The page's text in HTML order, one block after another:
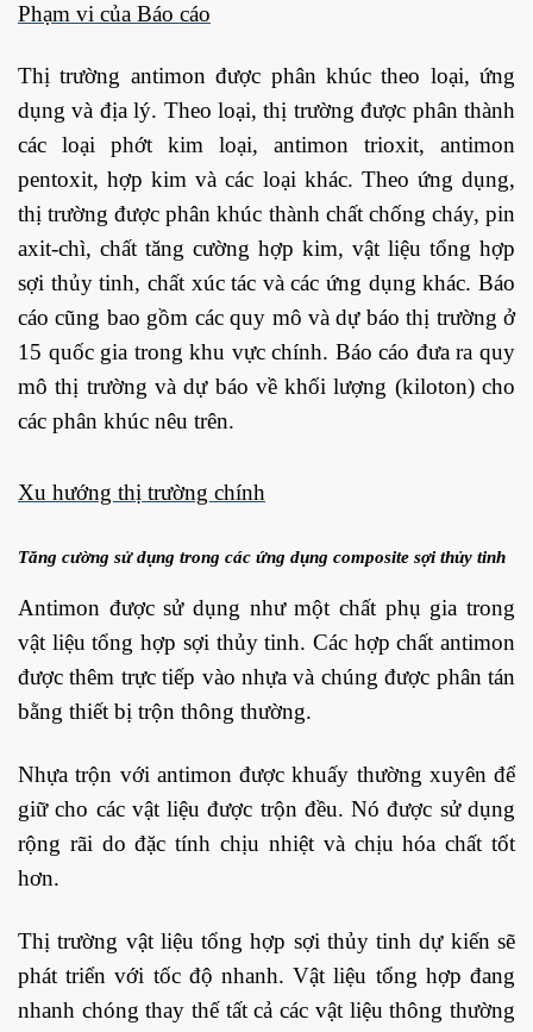
Phạm vi của Báo cáo
Thị trường antimon được phân khúc theo loại, ứng
dụng và địa lý. Theo loại, thị trường được phân thành
các loại phớt kim loại, antimon trioxit, antimon
pentoxit, hợp kim và các loại khác. Theo ứng dụng,
thị trường được phân khúc thành chất chống cháy, pin
axit-chì, chất tăng cường hợp kim, vật liệu tổng hợp
sợi thủy tinh, chất xúc tác và các ứng dụng khác. Báo
cáo cũng bao gồm các quy mô và dự báo thị trường ở
15 quốc gia trong khu vực chính. Báo cáo đưa ra quy
mô thị trường và dự báo về khối lượng (kiloton) cho
các phân khúc nêu trên.
Xu hướng thị trường chính
Tăng cường sử dụng trong các ứng dụng composite sợi thủy tinh
Antimon được sử dụng như một chất phụ gia trong
vật liệu tổng hợp sợi thủy tinh. Các hợp chất antimon
được thêm trực tiếp vào nhựa và chúng được phân tán
bằng thiết bị trộn thông thường.
Nhựa trộn với antimon được khuấy thường xuyên để
giữ cho các vật liệu được trộn đều. Nó được sử dụng
rộng rãi do đặc tính chịu nhiệt và chịu hóa chất tốt
hơn.
Thị trường vật liệu tổng hợp sợi thủy tinh dự kiến ​​sẽ
phát triển với tốc độ nhanh. Vật liệu tổng hợp đang
nhanh chóng thay thế tất cả các vật liệu thông thường